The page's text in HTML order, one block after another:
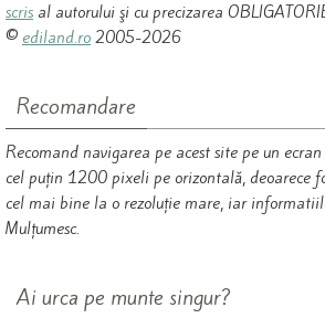
scris al autorului şi cu precizarea
© ediland.ro 2005-2026
Recomandare
Recomand navigarea pe acest site pe un
cel puțin 1200 pixeli pe orizontală, deoarece
cel mai bine la o rezoluție mare, iar
Mulțumesc.
Ai urca pe munte singur?